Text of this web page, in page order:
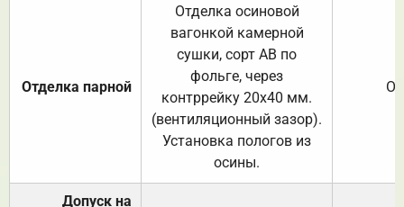
Отделка парной
Отделка осиновой
вагонкой камерной
сушки, сорт АВ по
фольге, через
контррейку 20х40 мм.
(вентиляционный зазор).
Установка пологов из
осины.
Допуск на